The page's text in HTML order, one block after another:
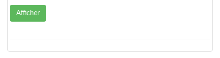
Afficher